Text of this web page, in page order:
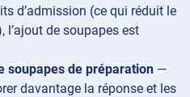
d’admission (ce qui réduit le
l’ajout de soupapes est
soupapes de préparation —
davantage la réponse et les